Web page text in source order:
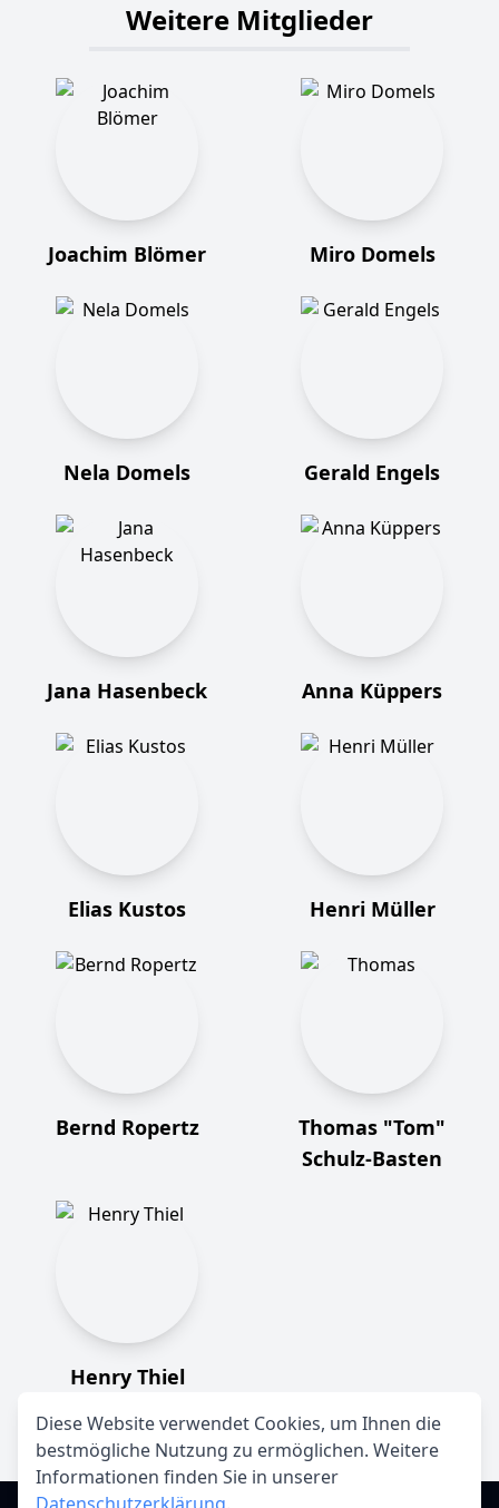
Weitere Mitglieder
Joachim Blömer Miro Domels
Nela Domels Gerald Engels
Jana Hasenbeck Anna Küppers
Elias Kustos Henri Müller
Bernd Ropertz
Thomas "Tom"
Schulz-Basten
Henry Thiel
Diese Website verwendet Cookies, um Ihnen die
bestmögliche Nutzung zu ermöglichen. Weitere
Informationen finden Sie in unserer